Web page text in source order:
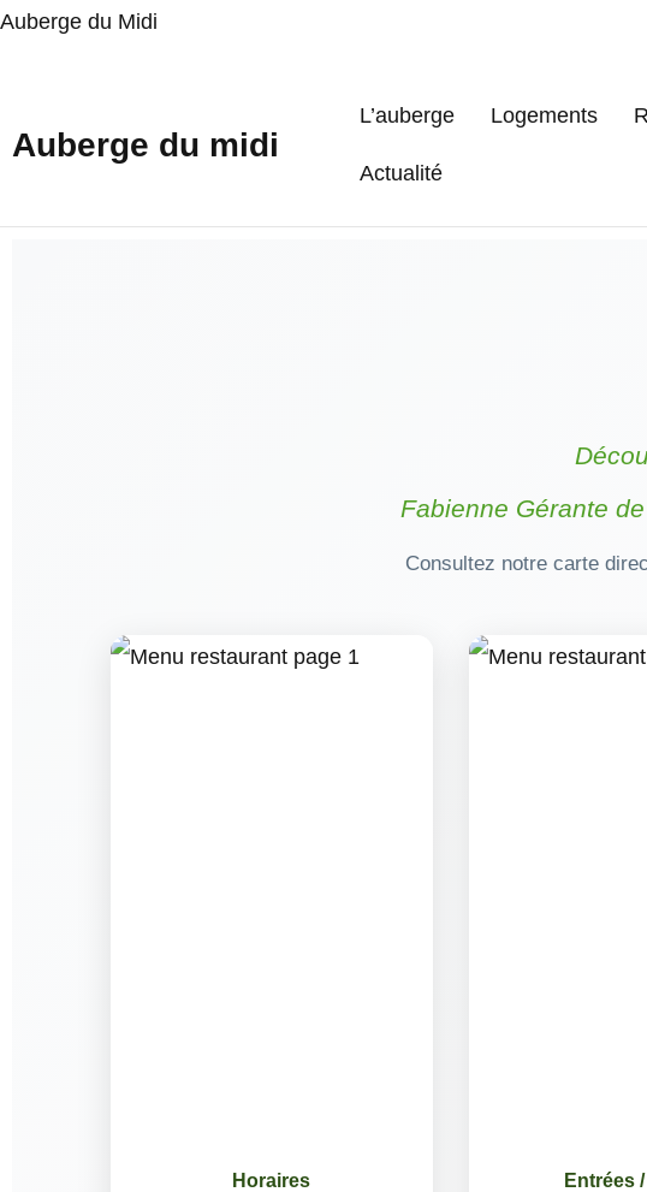
Auberge du Midi
Auberge du midi
L’auberge Logements
Actualité
Fabienne Gérante
Consultez notre carte
Horaires Entrées